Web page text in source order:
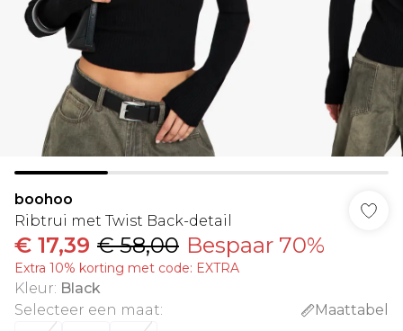
boohoo
Ribtrui met Twist Back-detail
€ 17,39 € 58,00 Bespaar 70%
Extra 10% korting met code: EXTRA
Kleur: Black
Selecteer een maat:
Maattabel